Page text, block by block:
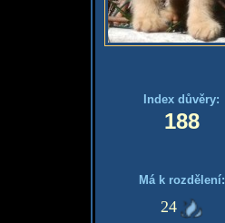
Index důvěry:
188
Má k rozdělení:
24